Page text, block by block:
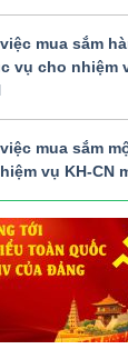
mua sắm
vụ cho nhiệm
mua sắm
vụ KH-CN